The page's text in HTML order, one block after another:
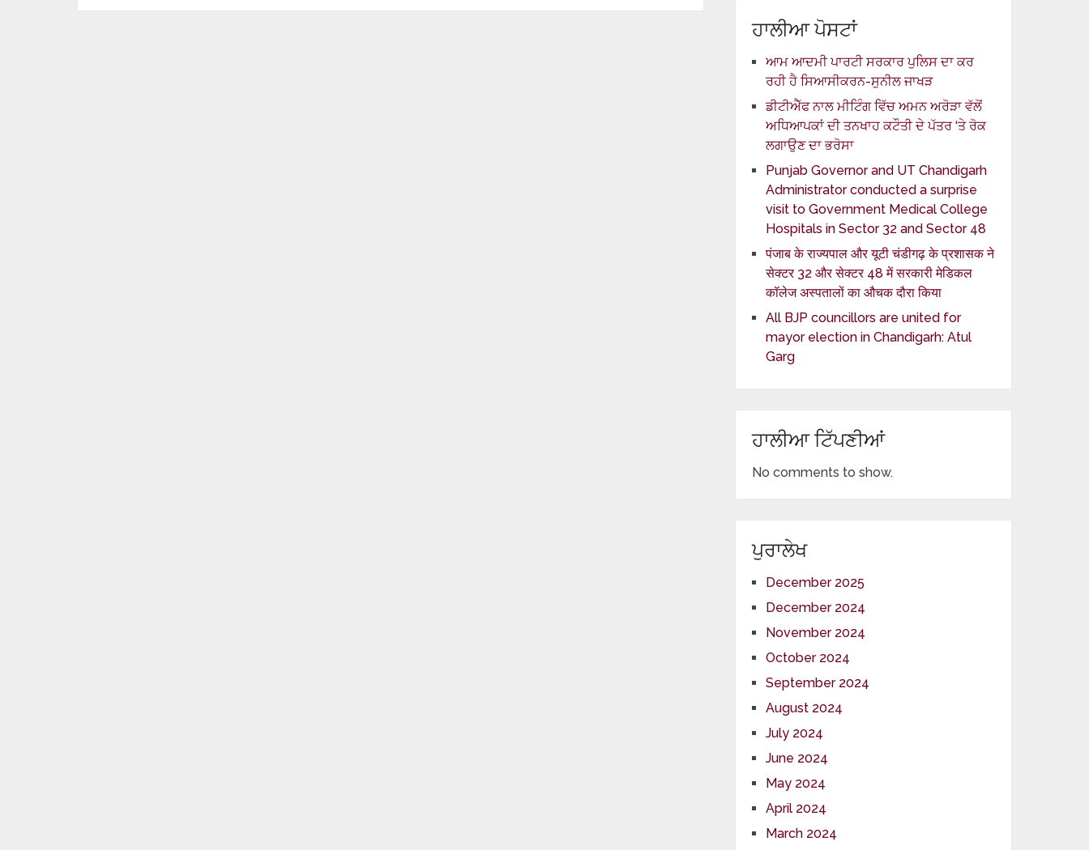
ਹਾਲੀਆ ਪੋਸਟਾਂ
ਆਮ ਆਦਮੀ ਪਾਰਟੀ ਸਰਕਾਰ ਪੁਲਿਸ ਦਾ ਕਰ
ਰਹੀ ਹੈ ਸਿਆਸੀਕਰਨ-ਸੁਨੀਲ ਜਾਖੜ
ਡੀਟੀਐੱਫ ਨਾਲ ਮੀਟਿੰਗ ਵਿੱਚ ਅਮਨ ਅਰੋੜਾ ਵੱਲੋਂ
ਅਧਿਆਪਕਾਂ ਦੀ ਤਨਖਾਹ ਕਟੌਤੀ ਦੇ ਪੱਤਰ ‘ਤੇ ਰੋਕ
ਲਗਾਉਣ ਦਾ ਭਰੋਸਾ
Punjab Governor and UT Chandigarh
Administrator conducted a surprise
visit to Government Medical College
Hospitals in Sector 32 and Sector 48
पंजाब के राज्यपाल और यूटी चंडीगढ़ के प्रशासक ने
सेक्टर 32 और सेक्टर 48 में सरकारी मेडिकल
कॉलेज अस्पतालों का औचक दौरा किया
All BJP councillors are united for
mayor election in Chandigarh: Atul
Garg
ਹਾਲੀਆ ਟਿੱਪਣੀਆਂ
No comments to show.
ਪੁਰਾਲੇਖ
December 2025
December 2024
November 2024
October 2024
September 2024
August 2024
July 2024
June 2024
May 2024
April 2024
March 2024